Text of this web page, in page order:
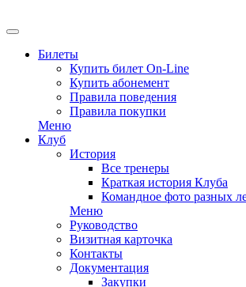
Билеты
Купить билет On-Line
Купить абонемент
Правила поведения
Правила покупки
Меню
Клуб
История
Все тренеры
Краткая история Клуба
Командное фото разных
Меню
Руководство
Визитная карточка
Контакты
Документация
Закупки